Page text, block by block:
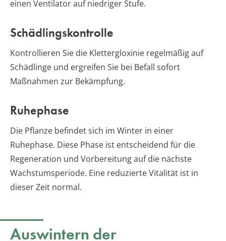
einen Ventilator auf niedriger Stufe.
Schädlingskontrolle
Kontrollieren Sie die Klettergloxinie regelmäßig auf
Schädlinge und ergreifen Sie bei Befall sofort
Maßnahmen zur Bekämpfung.
Ruhephase
Die Pflanze befindet sich im Winter in einer
Ruhephase. Diese Phase ist entscheidend für die
Regeneration und Vorbereitung auf die nächste
Wachstumsperiode. Eine reduzierte Vitalität ist in
dieser Zeit normal.
Auswintern der